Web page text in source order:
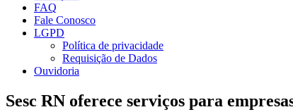
FAQ
Fale Conosco
LGPD
Política de privacidade
Requisição de Dados
Ouvidoria
Sesc RN oferece serviços para